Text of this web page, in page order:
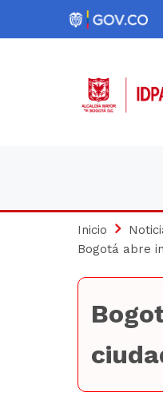
Inicio
Bogotá abre